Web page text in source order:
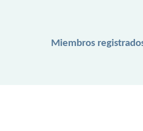
Miembros